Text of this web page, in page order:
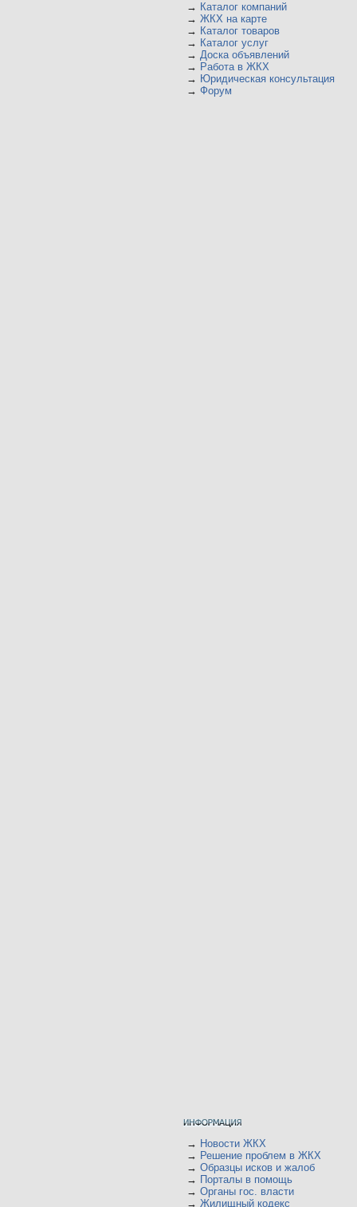
→ Каталог компаний
→ ЖКХ на карте
→ Каталог товаров
→ Каталог услуг
→ Доска объявлений
→ Работа в ЖКХ
→ Юридическая консультация
→ Форум
→ Новости ЖКХ
→ Решение проблем в ЖКХ
→ Образцы исков и жалоб
→ Порталы в помощь
→ Органы гос. власти
→ Жилищный кодекс